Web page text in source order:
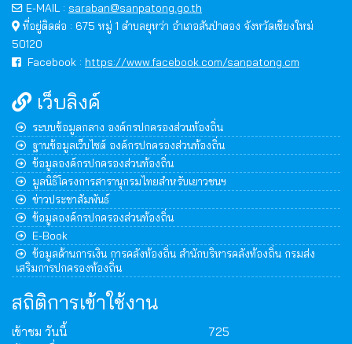
E-MAIL : saraban@sanpatong.go.th
ที่อยู่ติดต่อ : 675 หมู่ 1 ตำบลยุหว่า อำเภอสันป่าตอง จังหวัดเชียงใหม่
50120
Facebook : https://www.facebook.com/sanpatong.cm
เว็บลิงค์
ระบบข้อมูลกลาง องค์กรปกครองส่วนท้องถิ่น
ฐานข้อมูลเว็บไซต์ องค์กรปกครองส่วนท้องถิ่น
ข้อมูลองค์กรปกครองส่วนท้องถิ่น
มูลนิธิโครงการสารานุกรมไทยสำหรับเยาวชนฯ
ข่าวประชาสัมพันธ์
ข้อมูลองค์กรปกครองส่วนท้องถิ่น
E-Book
ข้อมูลด้านการเงิน การคลังท้องถิ่น สำนักบริหารคลังท้องถิ่น กรมส่ง
เสริมการปกครองท้องถิ่น
สถิติการเข้าใช้งาน
เข้าชม วันนี้
725